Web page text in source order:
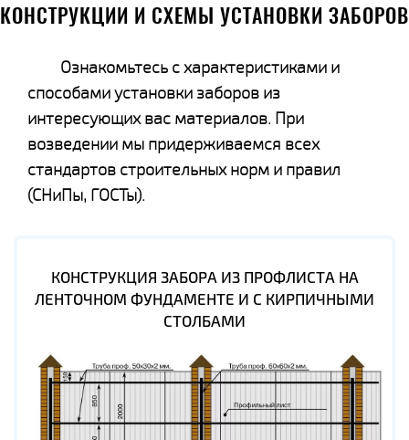
КОНСТРУКЦИИ И СХЕМЫ УСТАНОВКИ ЗАБОРОВ
Ознакомьтесь с характеристиками и
способами установки заборов из
интересующих вас материалов. При
возведении мы придерживаемся всех
стандартов строительных норм и правил
(СНиПы, ГОСТы).
КОНСТРУКЦИЯ ЗАБОРА ИЗ ПРОФЛИСТА НА
ЛЕНТОЧНОМ ФУНДАМЕНТЕ И С КИРПИЧНЫМИ
СТОЛБАМИ